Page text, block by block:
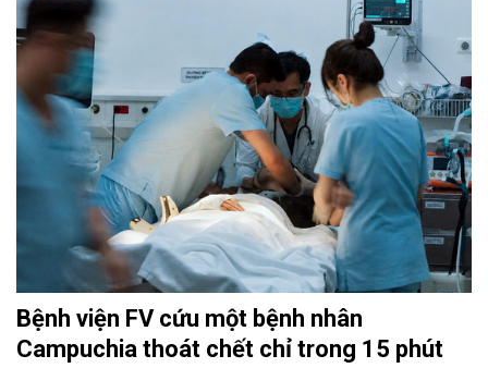
Bệnh viện FV cứu một bệnh nhân
Campuchia thoát chết chỉ trong 15 phút